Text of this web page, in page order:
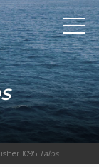
1095 Talos